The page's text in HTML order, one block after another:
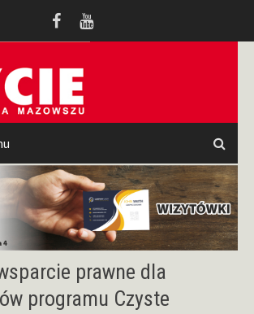
prawne dla
programu Czyste